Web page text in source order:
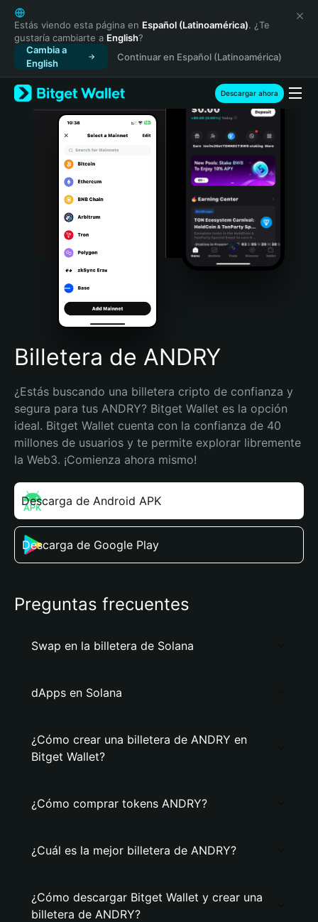
English
日本語
Tiếng Việt
Русский
Español (Latinoamérica)
Türkçe
Italiano
Português (Portugal)
Bahasa Indonesia
Português (Brasil)
Español (Argentina)
Estás viendo esta página en Español (Latinoamérica). ¿Te
gustaría cambiarte a English?
Cambia a
English
Continuar en Español (Latinoamérica)
Descargar ahora
Billetera de ANDRY
¿Estás buscando una billetera cripto de confianza y
segura para tus ANDRY? Bitget Wallet es la opción
ideal. Bitget Wallet cuenta con la confianza de 40
millones de usuarios y te permite explorar libremente
la Web3. ¡Comienza ahora mismo!
Descarga de Android APK
Descarga de Google Play
Preguntas frecuentes
Swap en la billetera de Solana
dApps en Solana
¿Cómo crear una billetera de ANDRY en
Bitget Wallet?
¿Cómo comprar tokens ANDRY?
¿Cuál es la mejor billetera de ANDRY?
¿Cómo descargar Bitget Wallet y crear una
billetera de ANDRY?